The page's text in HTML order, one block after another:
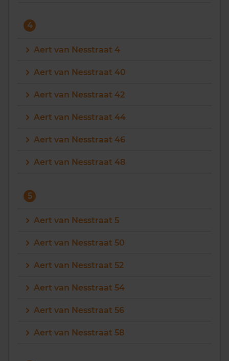
4
Aert van Nesstraat 4
Aert van Nesstraat 40
Aert van Nesstraat 42
Aert van Nesstraat 44
Aert van Nesstraat 46
Aert van Nesstraat 48
5
Aert van Nesstraat 5
Aert van Nesstraat 50
Aert van Nesstraat 52
Aert van Nesstraat 54
Aert van Nesstraat 56
Aert van Nesstraat 58